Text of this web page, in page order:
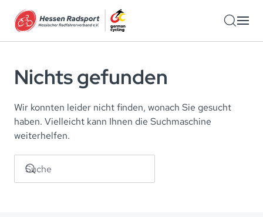
Zum Hauptinhalt springen
Nichts gefunden
Wir konnten leider nicht finden, wonach Sie gesucht
haben. Vielleicht kann Ihnen die Suchmaschine
weiterhelfen.